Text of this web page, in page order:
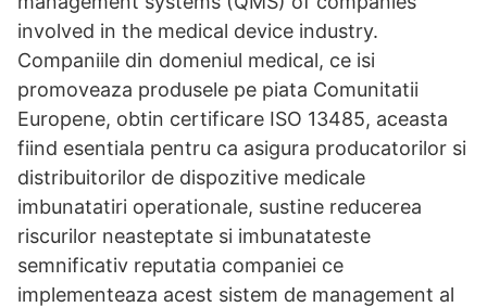
involved in the medical device industry.
Companiile din domeniul medical, ce isi
promoveaza produsele pe piata Comunitatii
Europene, obtin certificare ISO 13485, aceasta
fiind esentiala pentru ca asigura producatorilor si
distribuitorilor de dispozitive medicale
imbunatatiri operationale, sustine reducerea
riscurilor neasteptate si imbunatateste
semnificativ reputatia companiei ce
implementeaza acest sistem de management al